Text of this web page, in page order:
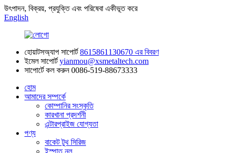
উৎপাদন, বিক্রয়, প্রযুক্তি এবং পরিষেবা একীভূত করে
English
হোয়াটসঅ্যাপ সাপোর্ট 8615861130670 এর বিবরণ
ইমেল সাপোর্ট yianmou@xsmetaltech.com
সাপোর্টে কল করুন 0086-519-88673333
হোম
আমাদের সম্পর্কে
কোম্পানির সংস্কৃতি
কারখানা প্রদর্শনী
এন্টারপ্রাইজ যোগ্যতা
পণ্য
বাকেট টুথ সিরিজ
ইস্পাত নল